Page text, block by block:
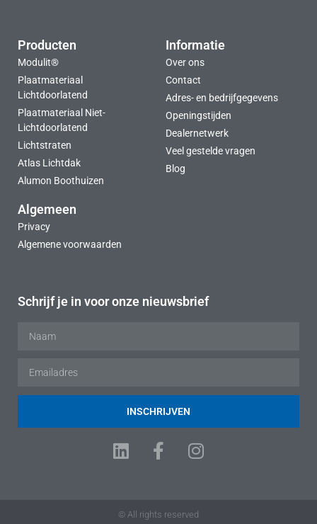
Producten
Modulit®
Plaatmateriaal
Lichtdoorlatend
Plaatmateriaal Niet-
Lichtdoorlatend
Lichtstraten
Atlas Lichtdak
Alumon Boothuizen
Algemeen
Privacy
Algemene voorwaarden
Informatie
Over ons
Contact
Adres- en bedrijfgegevens
Openingstijden
Dealernetwerk
Veel gestelde vragen
Blog
Schrijf je in voor onze nieuwsbrief
INSCHRIJVEN
© All rights reserved